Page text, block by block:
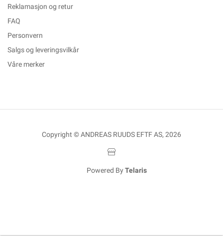
Reklamasjon og retur
FAQ
Personvern
Salgs og leveringsvilkår
Våre merker
Copyright © ANDREAS RUUDS EFTF AS, 2026
Powered By Telaris